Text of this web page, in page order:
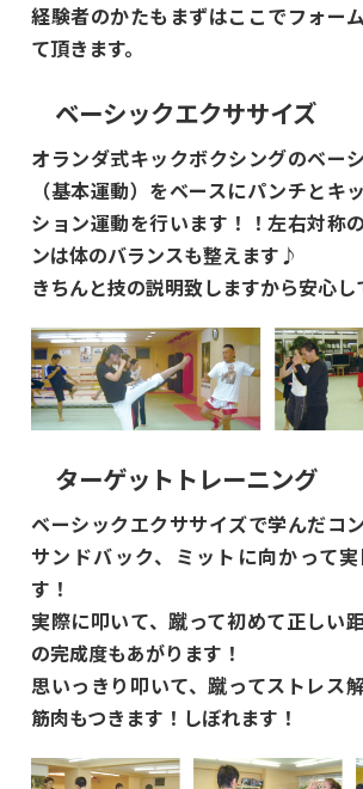
経験者のかたもまずはここでフォー
て頂きます。
ベーシックエクササイズ
オランダ式キックボクシングのベー
（基本運動）をベースにパンチとキ
ション運動を行います！！左右対称
ンは体のバランスも整えます♪
きちんと技の説明致しますから安心
ターゲットトレーニング
ベーシックエクササイズで学んだコ
サンドバック、ミットに向かって
す！
実際に叩いて、蹴って初めて正しい
の完成度もあがります！
思いっきり叩いて、蹴ってストレス
筋肉もつきます！しぼれます！